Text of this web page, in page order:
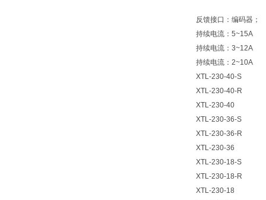
反馈接口：编码器；
持续电流：5~15A
持续电流：3~12A
持续电流：2~10A
XTL-230-40-S
XTL-230-40-R
XTL-230-40
XTL-230-36-S
XTL-230-36-R
XTL-230-36
XTL-230-18-S
XTL-230-18-R
XTL-230-18